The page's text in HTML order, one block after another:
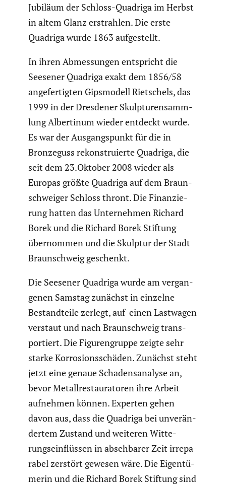
Jubiläum der Schloss-Quadriga im Herbst
in altem Glanz erstrahlen. Die erste
Quadriga wurde 1863 aufge­stellt.
In ihren Abmes­sungen entspricht die
Seesener Quadriga exakt dem 1856/58
angefer­tigten Gipsmo­dell Rietschels, das
1999 in der Dresdener Skulp­tu­ren­samm­
lung Alber­tinum wieder entdeckt wurde.
Es war der Ausgangs­punkt für die in
Bronze­guss rekon­stru­ierte Quadriga, die
seit dem 23.Oktober 2008 wieder als
Europas größte Quadriga auf dem Braun­
schweiger Schloss thront. Die Finan­zie­
rung hatten das Unter­nehmen Richard
Borek und die Richard Borek Stiftung
übernommen und die Skulptur der Stadt
Braun­schweig geschenkt.
Die Seesener Quadriga wurde am vergan­
genen Samstag zunächst in einzelne
Bestand­teile zerlegt, auf einen Lastwagen
verstaut und nach Braun­schweig trans­
por­tiert. Die Figuren­gruppe zeigte sehr
starke Korro­si­ons­schäden. Zunächst steht
jetzt eine genaue Schadens­ana­lyse an,
bevor Metall­re­stau­ra­toren ihre Arbeit
aufnehmen können. Experten gehen
davon aus, dass die Quadriga bei unver­än­
dertem Zustand und weiteren Witte­
rungs­ein­flüssen in abseh­barer Zeit irrepa­
rabel zerstört gewesen wäre. Die Eigen­tü­
merin und die Richard Borek Stiftung sind